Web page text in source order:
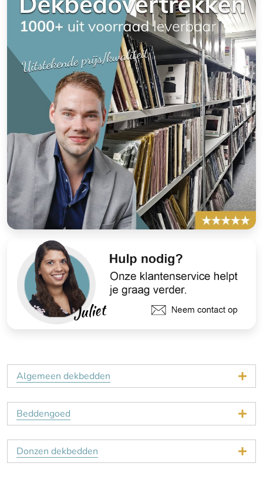
Algemeen dekbedden
Beddengoed
Donzen dekbedden